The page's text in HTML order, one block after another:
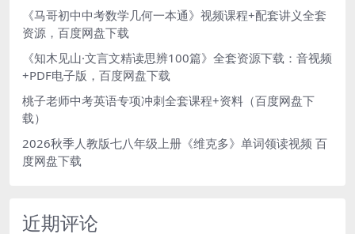
《马哥初中中考数学几何一本通》视频课程+配套讲义全套
资源，百度网盘下载
《知木见山·文言文精读思辨100篇》全套资源下载：音视频
+PDF电子版，百度网盘下载
桃子老师中考英语专项冲刺全套课程+资料（百度网盘下
载）
2026秋季人教版七八年级上册《维克多》单词领读视频 百
度网盘下载
近期评论